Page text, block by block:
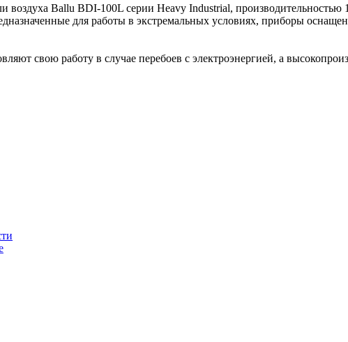
Ballu BDI-100L серии Heavy Industrial, производительностью
для работы в экстремальных условиях, приборы
свою работу в случае перебоев с электроэнергией, а